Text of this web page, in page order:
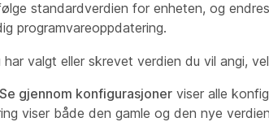
standardverdien for enheten, og
programvareoppdatering.
har valgt eller skrevet verdien du vil angi,
Se gjennom konfigurasjoner viser alle
viser både den gamle og den nye